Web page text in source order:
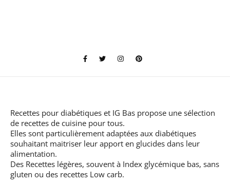
Recettes pour diabétiques et IG Bas propose une sélection
de recettes de cuisine pour tous.
Elles sont particulièrement adaptées aux diabétiques
souhaitant maitriser leur apport en glucides dans leur
alimentation.
Des Recettes légères, souvent à Index glycémique bas, sans
gluten ou des recettes Low carb.